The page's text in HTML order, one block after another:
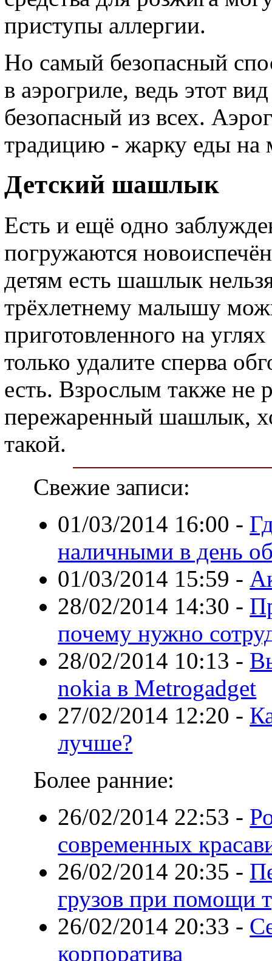
приступы аллергии.
Но самый безопасный
в аэрогриле, ведь этот
безопасный из всех.
традицию - жарку еды на
Детский шашлык
Есть и ещё одно
погружаются
детям есть шашлык
трёхлетнему малышу
приготовленного на
только удалите сперва
есть. Взрослым также не
пережаренный шашлык,
такой.
Свежие записи:
01/03/2014 16:00 -
наличными в день
01/03/2014 15:59 -
28/02/2014 14:30 -
почему нужно
28/02/2014 10:13 -
nokia в Metrogadget
27/02/2014 12:20 -
лучше?
Более ранние:
26/02/2014 22:53 -
современных
26/02/2014 20:35 -
грузов при помощи
26/02/2014 20:33 -
корпоратива